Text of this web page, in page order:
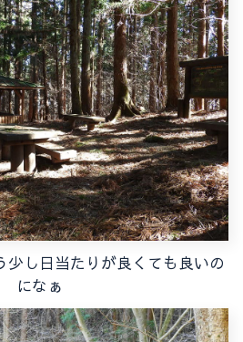
少し日当たりが良くても良いの
になぁ